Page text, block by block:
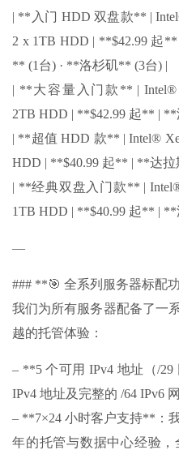
| **入门 HDD 双盘款** |
2 x 1TB HDD | **$42.99 起
** (1台) · **洛杉矶** (3台) |
| **大容量入门款** | Intel®
2TB HDD | **$42.99 起** |
| **超值 HDD 款** | Intel®
HDD | **$40.99 起** | **达
| **经典双盘入门款** |
1TB HDD | **$40.99 起** |
—
### **🎯 全系列服务器标配
我们为所有服务器配备了一
越的托管体验：
– **5 个可用 IPv4 地址（/
IPv4 地址及完整的 /64 IPv6
– **7×24 小时客户支持**：
年的托管与数据中心经验